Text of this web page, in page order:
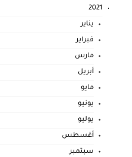
2021
يناير
فبراير
مارس
أبريل
مايو
يونيو
يوليو
أغسطس
سبتمبر